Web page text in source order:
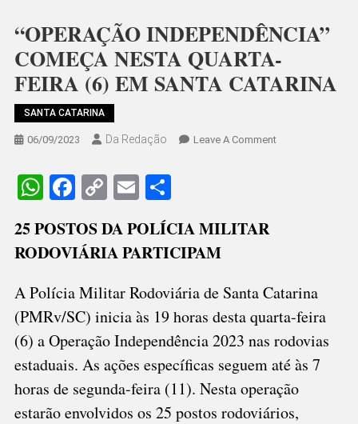
“OPERAÇÃO INDEPENDÊNCIA”
COMEÇA NESTA QUARTA-
FEIRA (6) EM SANTA CATARINA
SANTA CATARINA
06/09/2023 Da Redação Leave A CommentOn
CATARINA
WhatsApp
Facebook
CopyEmailShare
25 POSTOS DA POLÍCIA MILITAR
RODOVIÁRIA PARTICIPAM
A Polícia Militar Rodoviária de Santa Catarina
(PMRv/SC) inicia às 19 horas desta quarta-feira
(6) a Operação Independência 2023 nas rodovias
estaduais. As ações específicas seguem até às 7
horas de segunda-feira (11). Nesta operação
estarão envolvidos os 25 postos rodoviários,